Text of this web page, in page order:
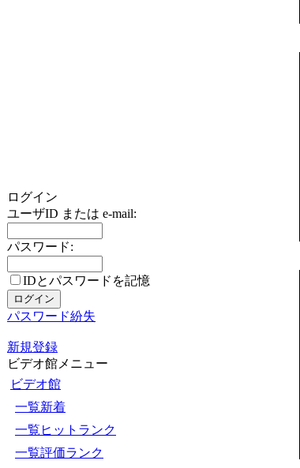
ログイン
ユーザID または e-mail:
パスワード:
IDとパスワードを記憶
パスワード紛失
新規登録
ビデオ館メニュー
ビデオ館
一覧新着
一覧ヒットランク
一覧評価ランク